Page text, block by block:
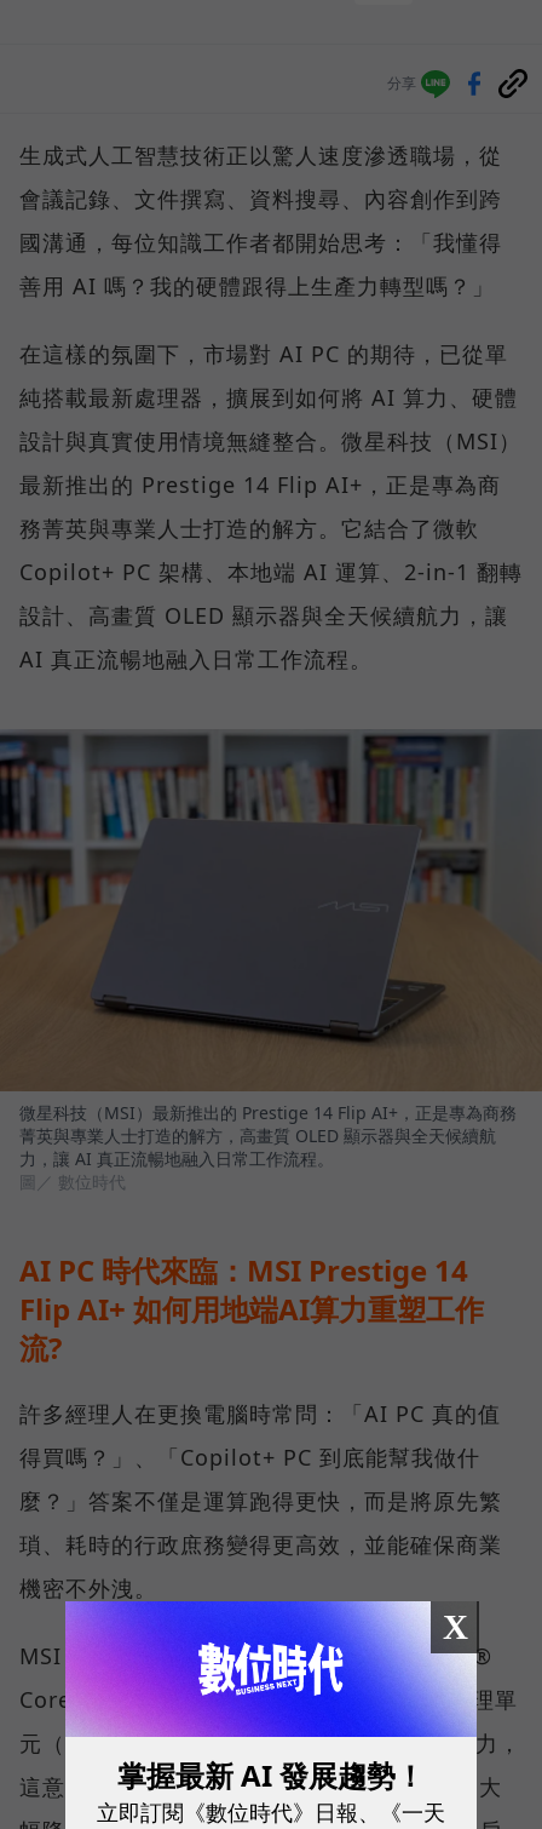
分享
生成式人工智慧技術正以驚人速度滲透職場，從
會議記錄、文件撰寫、資料搜尋、內容創作到跨
國溝通，每位知識工作者都開始思考：「我懂得
善用 AI 嗎？我的硬體跟得上生產力轉型嗎？」
在這樣的氛圍下，市場對 AI PC 的期待，已從單
純搭載最新處理器，擴展到如何將 AI 算力、硬體
設計與真實使用情境無縫整合。微星科技（MSI）
最新推出的 Prestige 14 Flip AI+，正是專為商
務菁英與專業人士打造的解方。它結合了微軟
Copilot+ PC 架構、本地端 AI 運算、2-in-1 翻轉
設計、高畫質 OLED 顯示器與全天候續航力，讓
AI 真正流暢地融入日常工作流程。
微星科技（MSI）最新推出的 Prestige 14 Flip AI+，正是專為商務
菁英與專業人士打造的解方，高畫質 OLED 顯示器與全天候續航
力，讓 AI 真正流暢地融入日常工作流程。
圖／ 數位時代
AI PC 時代來臨：MSI Prestige 14
Flip AI+ 如何用地端AI算力重塑工作
流?
許多經理人在更換電腦時常問：「AI PC 真的值
得買嗎？」、「Copilot+ PC 到底能幫我做什
麼？」答案不僅是運算跑得更快，而是將原先繁
瑣、耗時的行政庶務變得更高效，並能確保商業
機密不外洩。
MSI Prestige 14 Flip AI+ 搭載最新的 Intel®
Core™ Ultra X7 處理器，擁有強大的神經處理單
元（NPU），能提供優異的本地端 AI 運算能力，
這意味著大量運算能透過筆電本身就能執行，大
X
掌握最新 AI 發展趨勢！
立即訂閱《數位時代》日報、《一天